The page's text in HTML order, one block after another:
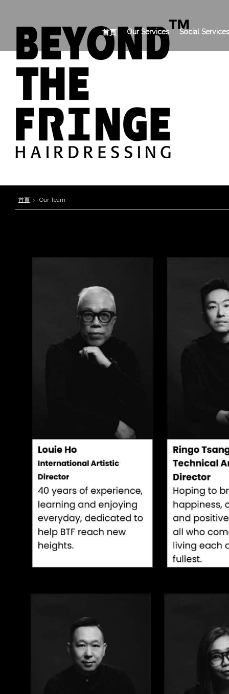
首頁 Our Services Social Services
首頁 Our Team